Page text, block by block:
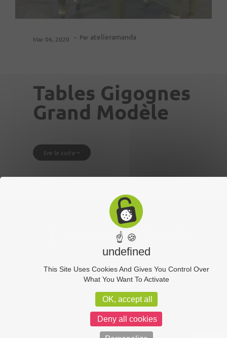
Mar 06, 2020 Par atelieramanda
Tables Gigognes
Grand Modèle
lire la suite
Contact
Mentions légales
Politique de confidentialité
Administration
☝ 🍪
undefined
This Site Uses Cookies And Gives You Control Over
What You Want To Activate
OK, accept all
Deny all cookies